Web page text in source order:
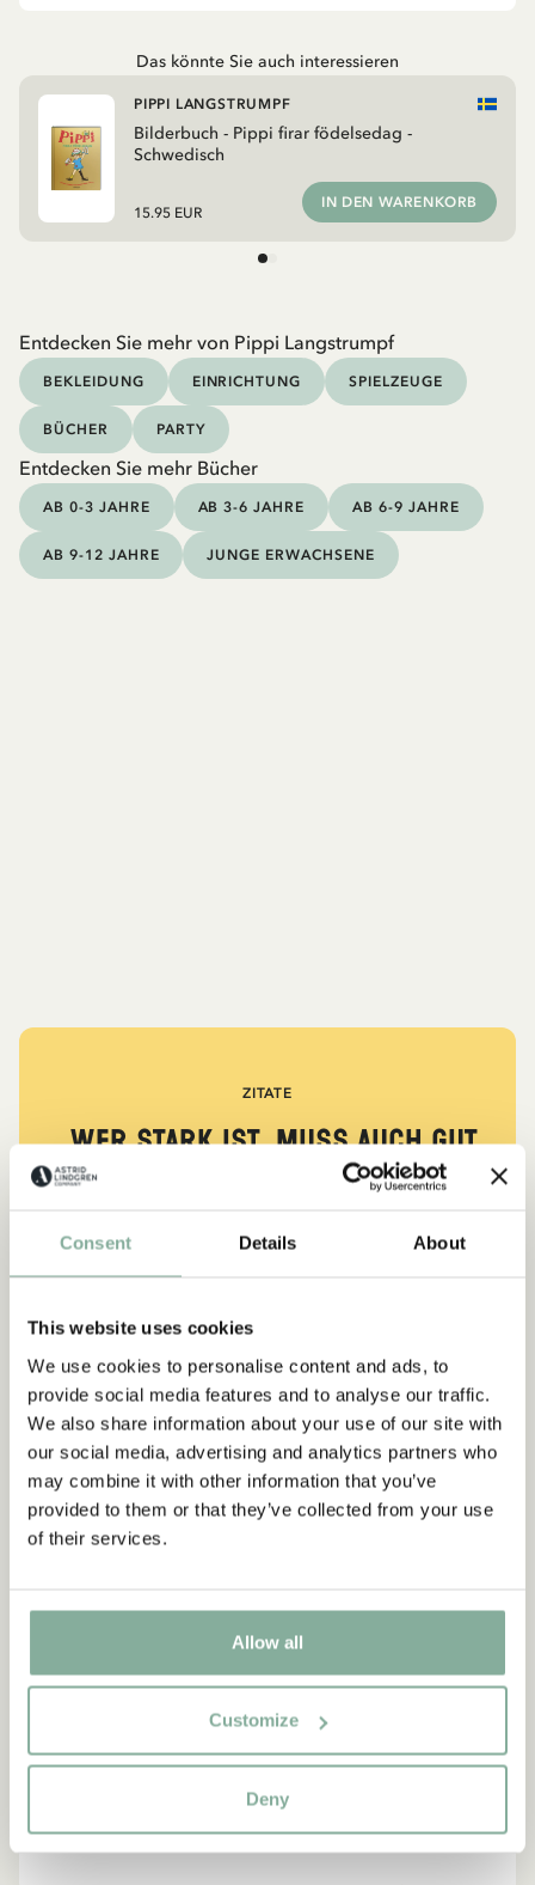
Consent Details About
This website uses cookies
We use cookies to personalise content and ads, to
provide social media features and to analyse our traffic.
We also share information about your use of our site with
our social media, advertising and analytics partners who
may combine it with other information that you’ve
provided to them or that they’ve collected from your use
of their services.
Allow all
Customize
Deny
Das könnte Sie auch interessieren
Bilderbuch - Pippi firar födelsedag -
Schwedisch
PIPPI LANGSTRUMPF
15.95 EUR
IN DEN WARENKORB
Entdecken Sie mehr von Pippi Langstrumpf
BEKLEIDUNG EINRICHTUNG SPIELZEUGE
BÜCHER PARTY
Entdecken Sie mehr Bücher
AB 0-3 JAHRE AB 3-6 JAHRE AB 6-9 JAHRE
AB 9-12 JAHRE JUNGE ERWACHSENE
ZITATE
„Wer stark ist, muss auch gut
aus Kennst du Pippi Langstrumpf?